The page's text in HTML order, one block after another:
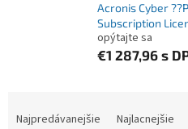
Acronis Cyber
Subscription
opýtajte sa
€1 287,96 s
Najpredávanejšie Najlacnejšie